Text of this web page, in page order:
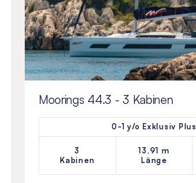
Moorings 44.3 - 3 Kabinen
0-1 y/o Exklusiv Plus
3
Kabinen
13,91 m
Länge